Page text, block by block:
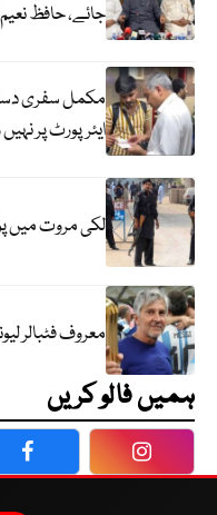
جائے، حافظ
مکمل سفری
ایئرپورٹ پر
لکی مروت میں
معروف فٹبالر
ہمیں فالو کریں
Facebook